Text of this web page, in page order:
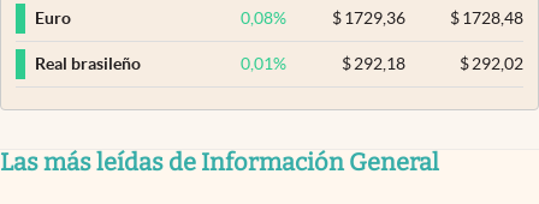
Euro 0,08% $ 1729,36 $1728,48
Real brasileño 0,01% $ 292,18 $292,02
Las más leídas de Información General